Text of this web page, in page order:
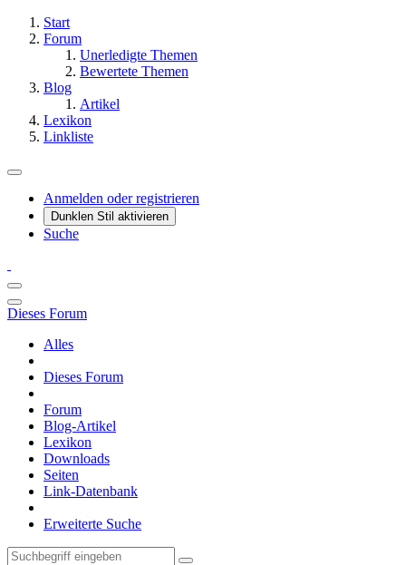
Start
Forum
Unerledigte Themen
Bewertete Themen
Blog
Artikel
Lexikon
Linkliste
Anmelden oder registrieren
Dunklen Stil aktivieren
Suche
Dieses Forum
Alles
Dieses Forum
Forum
Blog-Artikel
Lexikon
Downloads
Seiten
Link-Datenbank
Erweiterte Suche